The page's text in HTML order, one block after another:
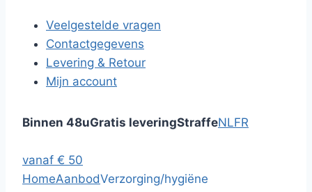
Veelgestelde vragen
Contactgegevens
Levering & Retour
Mijn account
Binnen 48uGratis leveringStraffeNLFR
vanaf € 50
HomeAanbodVerzorging/hygiëne